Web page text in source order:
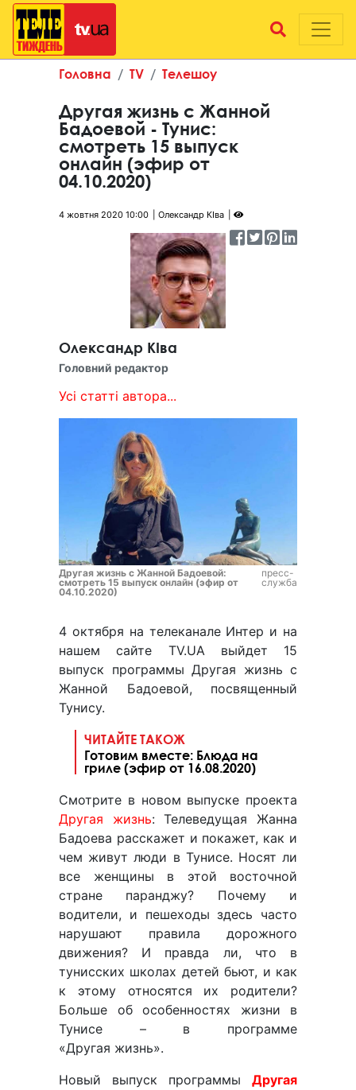
Головна TV Телешоу
Другая жизнь с Жанной
Бадоевой - Тунис:
смотреть 15 выпуск
онлайн (эфир от
04.10.2020)
4 жовтня 2020 10:00 Олександр КІва
Олександр КІва
Головний редактор
Усі статті автора...
Другая жизнь с Жанной Бадоевой:
смотреть 15 выпуск онлайн (эфир от
04.10.2020)
пресс-
служба
4 октября на телеканале Интер и на
нашем сайте TV.UA выйдет 15
выпуск программы Другая жизнь с
Жанной Бадоевой, посвященный
Тунису.
ЧИТАЙТЕ ТАКОЖ
Готовим вместе: Блюда на
гриле (эфир от 16.08.2020)
Смотрите в новом выпуске проекта
Другая жизнь: Телеведущая Жанна
Бадоева расскажет и покажет, как и
чем живут люди в Тунисе. Носят ли
все женщины в этой восточной
стране паранджу? Почему и
водители, и пешеходы здесь часто
нарушают правила дорожного
движения? И правда ли, что в
тунисских школах детей бьют, и как
к этому относятся их родители?
Больше об особенностях жизни в
Тунисе – в программе
«Другая жизнь».
Новый выпуск программы Другая